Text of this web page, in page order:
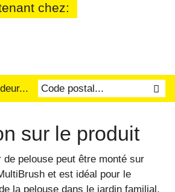
chez:
sur le produit
de pelouse peut être monté sur
et est idéal pour le
la pelouse dans le jardin familial.